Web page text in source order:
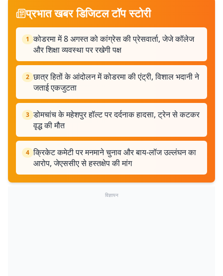
प्रभात खबर डिजिटल टॉप स्टोरी
1 कोडरमा में 8 अगस्त को कांग्रेस की प्रेसवार्ता, जेजे कॉलेज
और शिक्षा व्यवस्था पर रखेगी पक्ष
2 छात्र हितों के आंदोलन में कोडरमा की एंट्री, विशाल भदानी ने
जताई एकजुटता
3 डोमचांच के महेशपुर हॉल्ट पर दर्दनाक हादसा, ट्रेन से कटकर
वृद्ध की मौत
4 क्रिकेट कमेटी पर मनमाने चुनाव और बाय-लॉज उल्लंघन का
आरोप, जेएससीए से हस्तक्षेप की मांग
विज्ञापन